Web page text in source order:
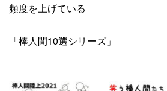
頻度を上げている
「棒人間10選シリーズ」